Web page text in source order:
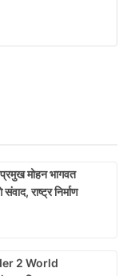
मोहन भागवत
राष्ट्र निर्माण
2 World